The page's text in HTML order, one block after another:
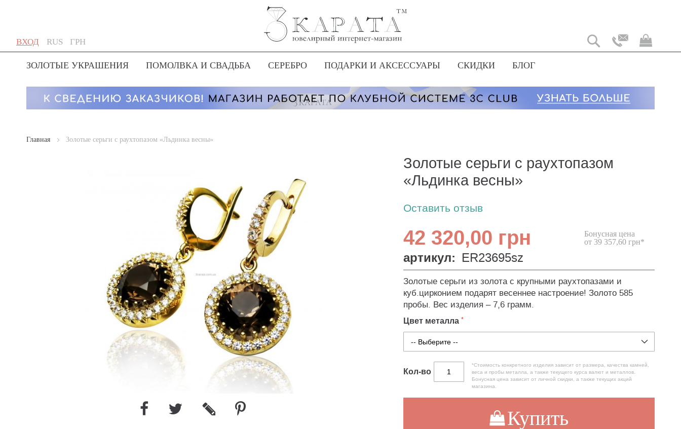
ВХОД
Skip
to
Content
Язык
RUS
Моя
Валюта
ГРН
ЗОЛОТЫЕ УКРАШЕНИЯ ПОМОЛВКА И СВАДЬБА СЕРЕБРО ПОДАРКИ И АКСЕССУАРЫ СКИДКИ БЛОГ
Главная Золотые серьги с раухтопазом «Льдинка весны»
Золотые серьги с раухтопазом
«Льдинка весны»
Оставить отзыв
42 320,00 грн
Бонусная цена
от 39 357,60 грн*
артикул: ER23695sz
Золотые серьги из золота с крупными раухтопазами и
куб.цирконием подарят весеннее настроение! Золото 585
пробы. Вес изделия – 7,6 грамм.
Цвет металла
Кол-во
*Стоимость конкретного изделия зависит от размера, качества камней,
веса и пробы металла, а также текущего курса валют и металлов.
Бонусная цена зависит от личной скидки, а также текущих акций
магазина.
Купить